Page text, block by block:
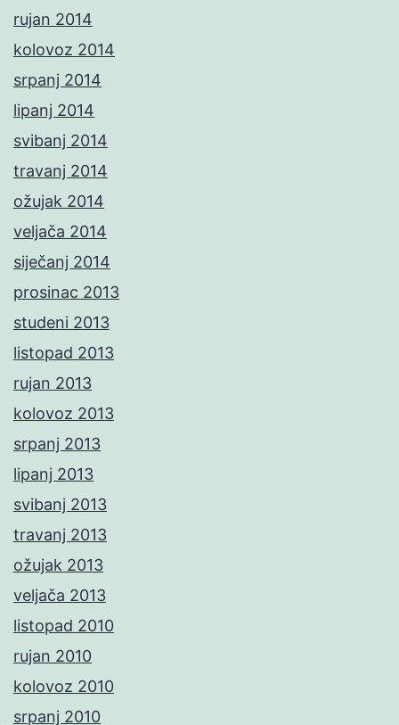
rujan 2014
kolovoz 2014
srpanj 2014
lipanj 2014
svibanj 2014
travanj 2014
ožujak 2014
veljača 2014
siječanj 2014
prosinac 2013
studeni 2013
listopad 2013
rujan 2013
kolovoz 2013
srpanj 2013
lipanj 2013
svibanj 2013
travanj 2013
ožujak 2013
veljača 2013
listopad 2010
rujan 2010
kolovoz 2010
srpanj 2010